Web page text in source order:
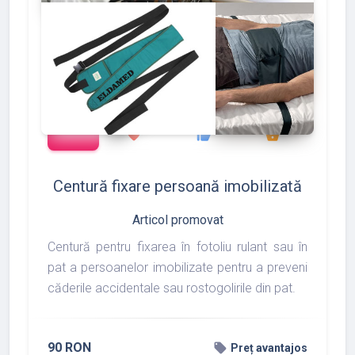
favorite thumb_up
175
shopping_basket
Centură fixare persoană imobilizată
Articol promovat
Centură pentru fixarea în fotoliu rulant sau în
pat a persoanelor imobilizate pentru a preveni
căderile accidentale sau rostogolirile din pat.
90 RON local_offer Preț avantajos